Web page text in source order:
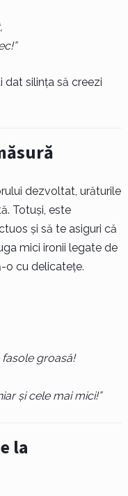
dat silința să creezi
dezvoltat, urăturile
Totuși, este
și să te asiguri că
mici ironii legate de
o cu delicatețe.
groasă!
și cele mai mici!”
la